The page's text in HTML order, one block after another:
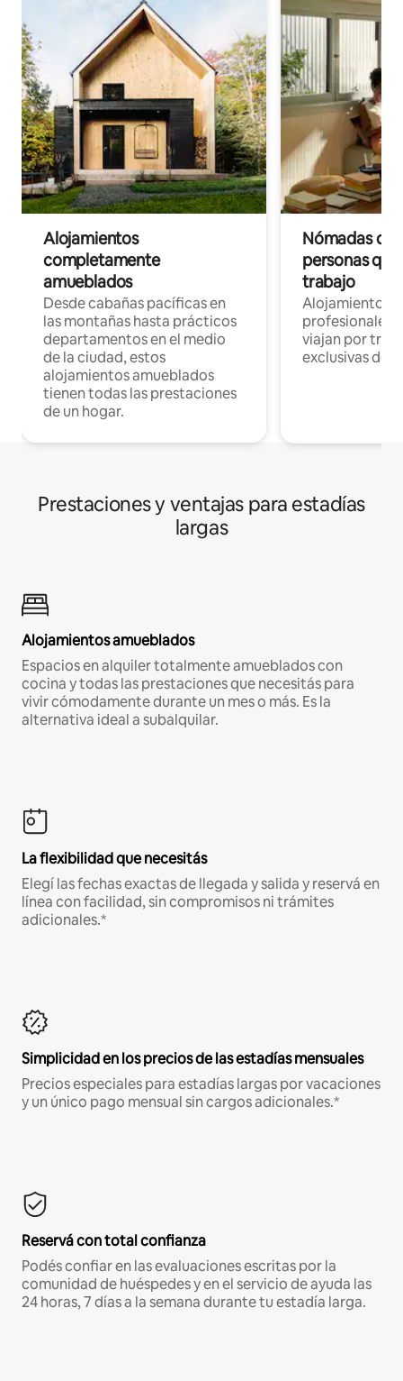
Alojamientos
completamente
amueblados
Desde cabañas pacíficas en
las montañas hasta prácticos
departamentos en el medio
de la ciudad, estos
alojamientos amueblados
tienen todas las prestaciones
de un hogar.
Nómadas
personas
trabajo
Alojamientos
profesionales
viajan por
exclusivas de
Prestaciones y ventajas para estadías
largas
Alojamientos amueblados
Espacios en alquiler totalmente amueblados con
cocina y todas las prestaciones que necesitás para
vivir cómodamente durante un mes o más. Es la
alternativa ideal a subalquilar.
La flexibilidad que necesitás
Elegí las fechas exactas de llegada y salida y reservá en
línea con facilidad, sin compromisos ni trámites
adicionales.*
Simplicidad en los precios de las estadías mensuales
Precios especiales para estadías largas por vacaciones
y un único pago mensual sin cargos adicionales.*
Reservá con total confianza
Podés confiar en las evaluaciones escritas por la
comunidad de huéspedes y en el servicio de ayuda las
24 horas, 7 días a la semana durante tu estadía larga.